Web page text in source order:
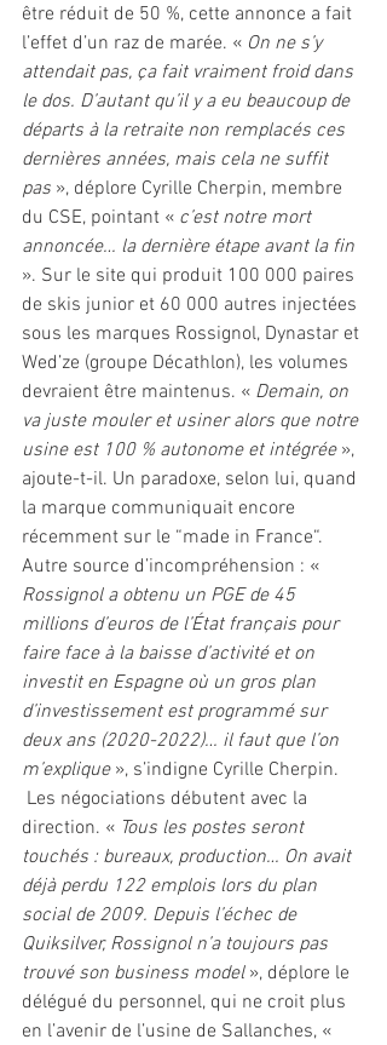
être réduit de 50 %, cette annonce a fait
l’effet d’un raz de marée. « On ne s’y
attendait pas, ça fait vraiment froid dans
le dos. D’autant qu’il y a eu beaucoup de
départs à la retraite non remplacés ces
dernières années, mais cela ne suffit
pas », déplore Cyrille Cherpin, membre
du CSE, pointant « c’est notre mort
annoncée… la dernière étape avant la fin
». Sur le site qui produit 100 000 paires
de skis junior et 60 000 autres injectées
sous les marques Rossignol, Dynastar et
Wed’ze (groupe Décathlon), les volumes
devraient être maintenus. « Demain, on
va juste mouler et usiner alors que notre
usine est 100 % autonome et intégrée »,
ajoute-t-il. Un paradoxe, selon lui, quand
la marque communiquait encore
récemment sur le “made in France“.
Autre source d’incompréhension : «
Rossignol a obtenu un PGE de 45
millions d’euros de l’État français pour
faire face à la baisse d’activité et on
investit en Espagne où un gros plan
d’investissement est programmé sur
deux ans (2020-2022)… il faut que l’on
m’explique », s’indigne Cyrille Cherpin.
direction. « Tous les postes seront
touchés : bureaux, production… On avait
déjà perdu 122 emplois lors du plan
social de 2009. Depuis l’échec de
Quiksilver, Rossignol n’a toujours pas
trouvé son business model », déplore le
délégué du personnel, qui ne croit plus
en l’avenir de l’usine de Sallanches, «